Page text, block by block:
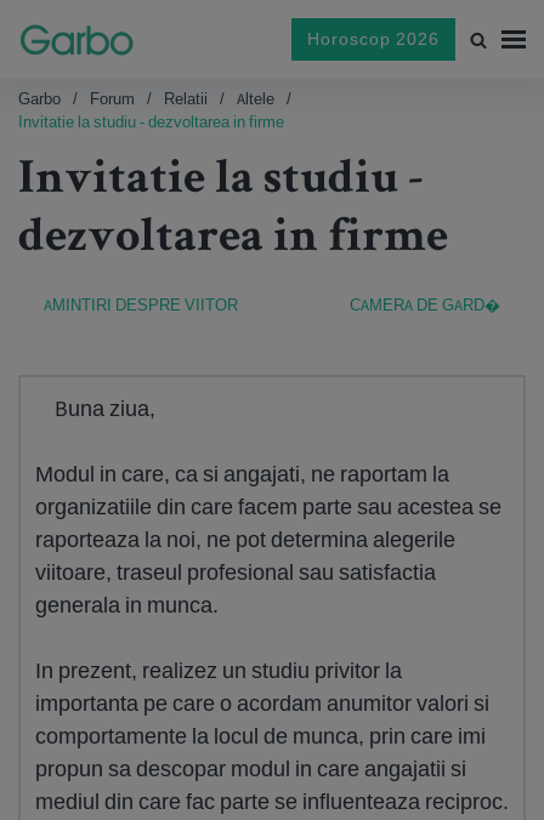
Horoscop 2026
Garbo Forum Relatii
Altele
Invitatie la studiu - dezvoltarea in firme
Invitatie la studiu -
dezvoltarea in firme
AMINTIRI DESPRE VIITOR CAMERA DE GARD�
Buna ziua,
Modul in care, ca si angajati, ne raportam la
organizatiile din care facem parte sau acestea se
raporteaza la noi, ne pot determina alegerile
viitoare, traseul profesional sau satisfactia
generala in munca.
In prezent, realizez un studiu privitor la
importanta pe care o acordam anumitor valori si
comportamente la locul de munca, prin care imi
propun sa descopar modul in care angajatii si
mediul din care fac parte se influenteaza reciproc.